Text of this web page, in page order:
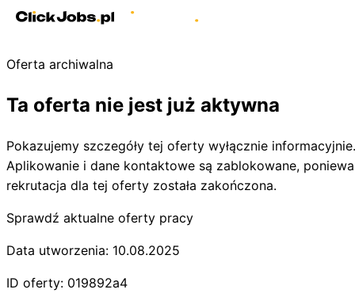
Oferta archiwalna
Ta oferta nie jest już aktywna
Pokazujemy szczegóły tej oferty wyłącznie informacyjnie.
Aplikowanie i dane kontaktowe są zablokowane,
rekrutacja dla tej oferty została zakończona.
Sprawdź aktualne oferty pracy
Data utworzenia: 10.08.2025
ID oferty: 019892a4